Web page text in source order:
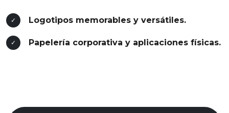
✓ Logotipos memorables y versátiles.
✓ Papelería corporativa y aplicaciones físicas.